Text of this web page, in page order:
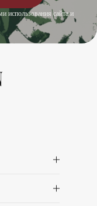
использования сайта и